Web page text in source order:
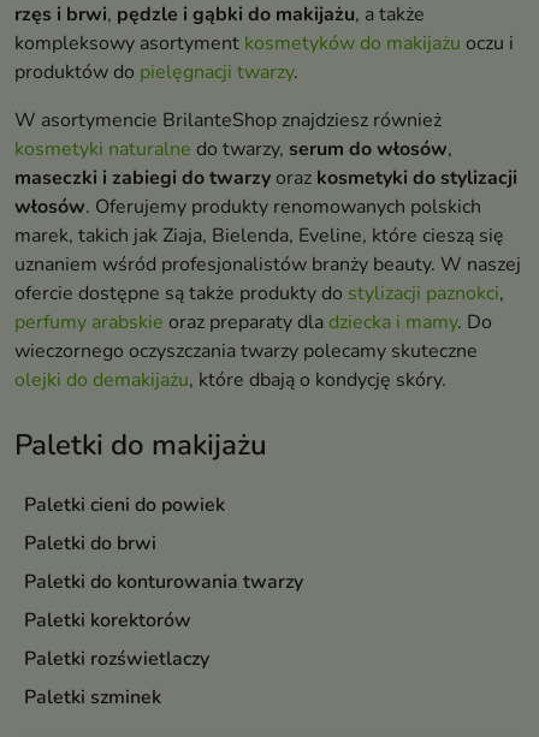
Paletki do makijażu
Paletki cieni do powiek
Paletki do brwi
Paletki do konturowania twarzy
Paletki korektorów
Paletki rozświetlaczy
Paletki szminek
rzęs i brwi, pędzle i gąbki do makijażu, a także
kompleksowy asortyment kosmetyków do makijażu oczu i
produktów do pielęgnacji twarzy.
W asortymencie BrilanteShop znajdziesz również
kosmetyki naturalne do twarzy, serum do włosów,
maseczki i zabiegi do twarzyoraz kosmetyki do stylizacji
włosów. Oferujemy produkty renomowanych polskich
marek, takich jak Ziaja, Bielenda, Eveline, które cieszą się
uznaniem wśród profesjonalistów branży beauty. W naszej
ofercie dostępne są także produkty do stylizacji paznokci,
perfumy arabskie oraz preparaty dladziecka i mamy. Do
wieczornego oczyszczania twarzy polecamy skuteczne
olejki do demakijażu, które dbają o kondycję skóry.